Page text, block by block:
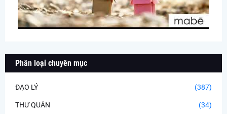
Phân loại chuyên mục
ĐẠO LÝ (387)
THƯ QUÁN (34)